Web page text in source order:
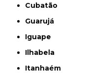
Cubatão
Guarujá
Iguape
Ilhabela
Itanhaém